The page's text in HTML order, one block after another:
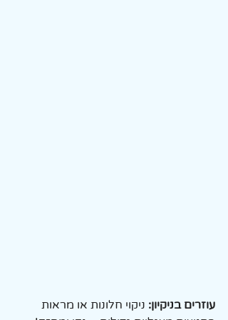
עוזרים בניקיון: ניקוי חלונות או מראות